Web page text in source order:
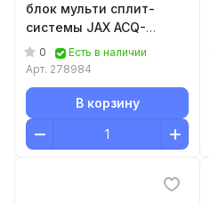
блок мульти сплит-
системы JAX ACQ-
FM24HE
0
Есть в наличии
Арт. 278984
В корзину